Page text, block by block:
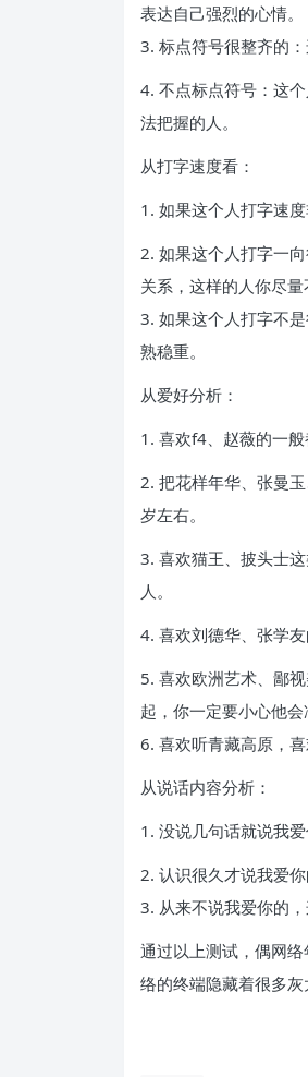
表达自己强烈的心情。
3. 标点符号很整齐的
4. 不点标点符号：这
法把握的人。
从打字速度看：
1. 如果这个人打字速
2. 如果这个人打字一
关系，这样的人你尽量
3. 如果这个人打字不
熟稳重。
从爱好分析：
1. 喜欢f4、赵薇的一
2. 把花样年华、张曼
岁左右。
3. 喜欢猫王、披头士
人。
4. 喜欢刘德华、张学
5. 喜欢欧洲艺术、鄙
起，你一定要小心他
6. 喜欢听青藏高原，
从说话内容分析：
1. 没说几句话就说我
2. 认识很久才说我爱
3. 从来不说我爱你的
通过以上测试，偶网
络的终端隐藏着很多灰